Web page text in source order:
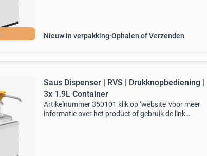
Nieuw in verpakking Ophalen of Verzenden
Saus Dispenser | RVS | Drukknopbediening |
3x 1.9L Container
Artikelnummer 350101 klik op ‘website’ voor meer
informatie over het product of gebruik de link